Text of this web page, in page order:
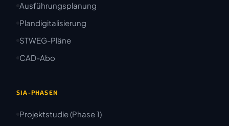
Ausführungsplanung
Plandigitalisierung
STWEG-Pläne
CAD-Abo
SIA-PHASEN
Projektstudie (Phase 1)